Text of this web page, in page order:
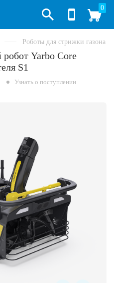
0
Роботы для стрижки газона
Yarbo Core
S1
Узнать о поступлении